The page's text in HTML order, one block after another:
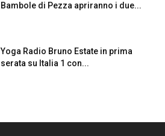
Bambole di Pezza apriranno i due...
Yoga Radio Bruno Estate in prima
serata su Italia 1 con...